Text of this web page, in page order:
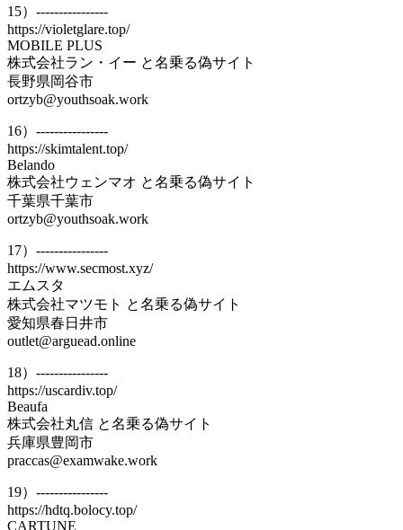
15）----------------
https://violetglare.top/
MOBILE PLUS
株式会社ラン・イー と名乗る偽サイト
長野県岡谷市
ortzyb@youthsoak.work
16）----------------
https://skimtalent.top/
Belando
株式会社ウェンマオ と名乗る偽サイト
千葉県千葉市
ortzyb@youthsoak.work
17）----------------
https://www.secmost.xyz/
エムスタ
株式会社マツモト と名乗る偽サイト
愛知県春日井市
outlet@arguead.online
18）----------------
https://uscardiv.top/
Beaufa
株式会社丸信 と名乗る偽サイト
兵庫県豊岡市
praccas@examwake.work
19）----------------
https://hdtq.bolocy.top/
CARTUNE